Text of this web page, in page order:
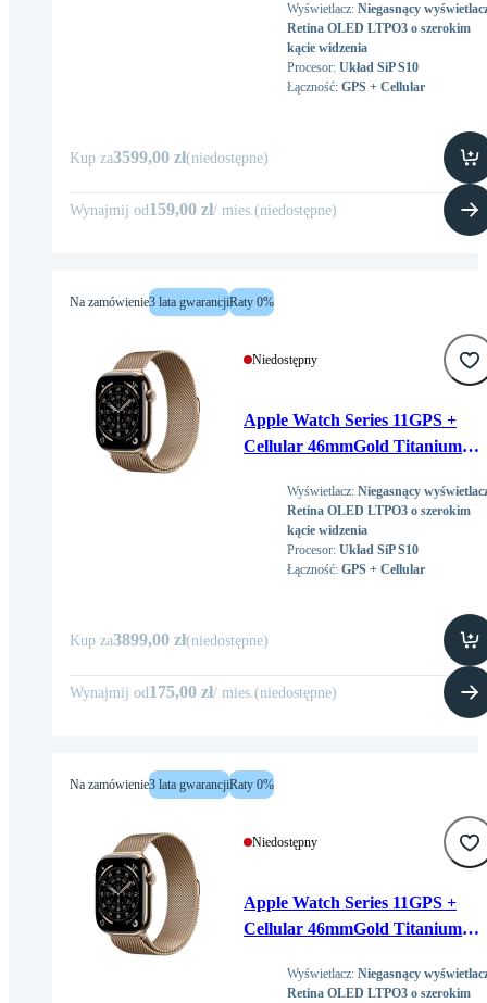
Band - M/L
Wyświetlacz: Niegasnący
Retina OLED LTPO3 o szerokim
kącie widzenia
Procesor: Układ SiP S10
Łączność: GPS + Cellular
Kup za3599,00 zł(niedostępne)
Wynajmij od 159,00 zł/ mies (niedostępne)
Na zamówienie3 lata gwarancjiRaty 0%
Niedostępny
Apple Watch Series 11GPS +
Cellular 46mmGold Titanium
Wyświetlacz: Niegasnący
Retina OLED LTPO3 o szerokim
kącie widzenia
Procesor: Układ SiP S10
Łączność: GPS + Cellular
Kup za3899,00 zł(niedostępne)
Wynajmij od 175,00 zł/ mies (niedostępne)
Na zamówienie3 lata gwarancjiRaty 0%
Niedostępny
Apple Watch Series 11GPS +
Cellular 46mmGold Titanium
Wyświetlacz: Niegasnący
Retina OLED LTPO3 o szerokim